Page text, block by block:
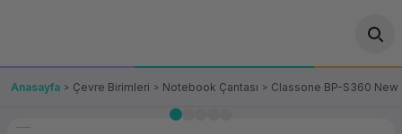
OT/VT Ürünleri
Çözümleri
Ürünler
Anasayfa Çevre Birimleri Notebook Çantası Classone BP-S360 New